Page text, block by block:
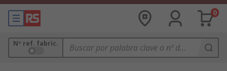
0
Nº ref. fabric.